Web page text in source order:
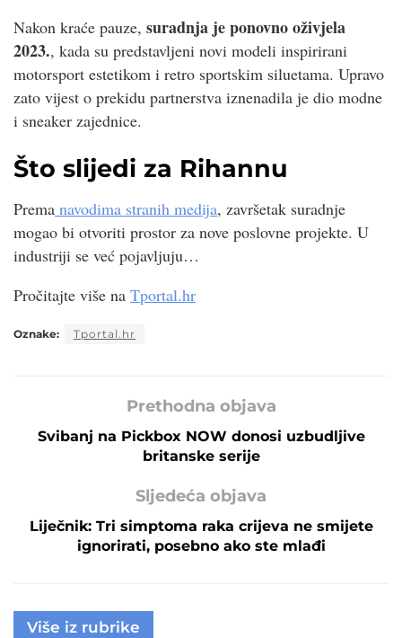
Nakon kraće pauze, suradnja je ponovno oživjela
2023., kada su predstavljeni novi modeli inspirirani
motorsport estetikom i retro sportskim siluetama. Upravo
zato vijest o prekidu partnerstva iznenadila je dio modne
i sneaker zajednice.
Što slijedi za Rihannu
Prema navodima stranih medija, završetak suradnje
mogao bi otvoriti prostor za nove poslovne projekte. U
industriji se već pojavljuju…
Pročitajte više na Tportal.hr
Oznake: Tportal.hr
Prethodna objava
Svibanj na Pickbox NOW donosi uzbudljive
britanske serije
Sljedeća objava
Liječnik: Tri simptoma raka crijeva ne smijete
ignorirati, posebno ako ste mlađi
Više iz rubrike